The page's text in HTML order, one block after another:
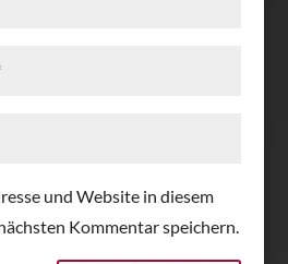
und Website in diesem
Kommentar speichern.